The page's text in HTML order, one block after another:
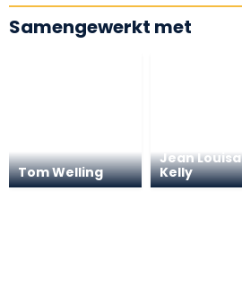
Samengewerkt met
Tom Welling
Jean Louisa
Kelly